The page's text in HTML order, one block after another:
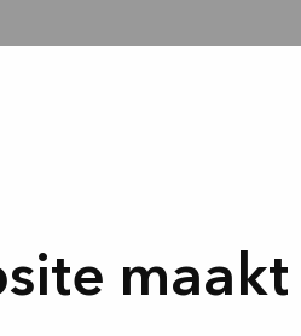
maakt